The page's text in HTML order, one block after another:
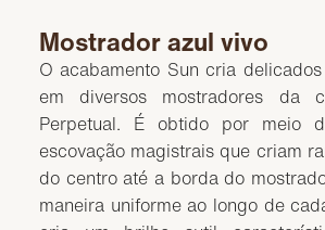
Mostrador azul vivo
O acabamento Sun cria
em diversos mostradores da
Perpetual. É obtido por meio
escovação magistrais que criam
do centro até a borda do
maneira uniforme ao longo de